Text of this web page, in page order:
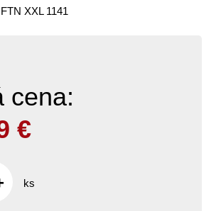
FTN XXL 1141
cena:
€
ks